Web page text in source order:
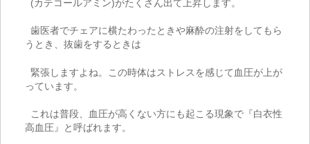
(カテコールアミン)がたくさん出て上昇します。
歯医者でチェアに横たわったときや麻酔の注射をしてもら
うとき、抜歯をするときは
緊張しますよね。この時体はストレスを感じて血圧が上が
っています。
これは普段、血圧が高くない方にも起こる現象で『白衣性
高血圧』と呼ばれます。